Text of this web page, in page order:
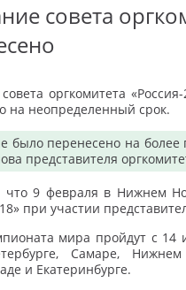
совета
оргкомитета
на неопределенный срок.
было перенесено на
представителя
9 февраля в Нижнем
при участии
мира пройдут с 14
Самаре,
и Екатеринбурге.